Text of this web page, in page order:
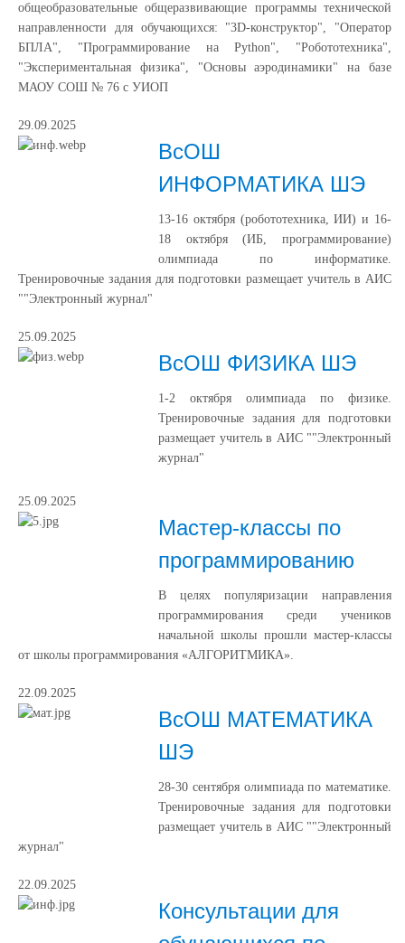
общеобразовательные общеразвивающие программы технической
направленности для обучающихся: "3D-конструктор", "Оператор
БПЛА", "Программирование на Python", "Робототехника",
"Экспериментальная физика", "Основы аэродинамики" на базе
МАОУ СОШ № 76 с УИОП
29.09.2025
ВсОШ
ИНФОРМАТИКА ШЭ
13-16 октября (робототехника, ИИ) и 16-
18 октября (ИБ, программирование)
олимпиада по информатике.
Тренировочные задания для подготовки размещает учитель в АИС
""Электронный журнал"
25.09.2025
ВсОШ ФИЗИКА ШЭ
1-2 октября олимпиада по физике.
Тренировочные задания для подготовки
размещает учитель в АИС ""Электронный
журнал"
25.09.2025
Мастер-классы по
программированию
В целях популяризации направления
программирования среди учеников
начальной школы прошли мастер-классы
от школы программирования «АЛГОРИТМИКА».
22.09.2025
ВсОШ МАТЕМАТИКА
ШЭ
28-30 сентября олимпиада по математике.
Тренировочные задания для подготовки
размещает учитель в АИС ""Электронный
журнал"
22.09.2025
Консультации для